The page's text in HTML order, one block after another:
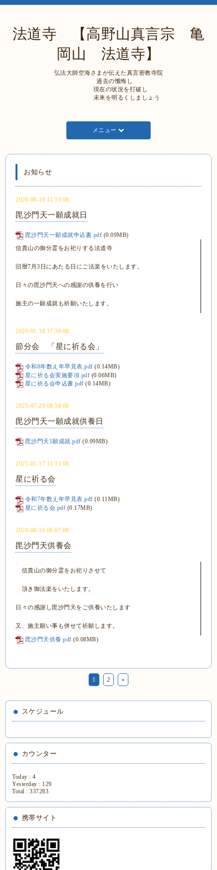
法道寺 【高野山真言宗 亀
岡山 法道寺】
弘法大師空海さまが伝えた真言密教寺院
過去の懺悔し
現在の状況を打破し
未来を明るくしましょう
メニュー
お知らせ
2026-06-16 11:53:00
毘沙門天一願成就日
毘沙門天一願成就申込書.pdf (0.09MB)
信貴山の御分霊をお祀りする法道寺
旧暦7月3日にあたる日にご法楽をいたします。
日々の毘沙門天への感謝の供養を行い
施主の一願成就も祈願いたします。
2026-01-16 17:36:00
節分会 「星に祈る会」
令和8年数え年早見表.pdf (0.14MB)
星に祈る会実施要項.pdf (0.06MB)
星に祈る会申込書.pdf (0.14MB)
2025-07-29 08:58:00
毘沙門天一願成就供養日
毘沙門天1願成就.pdf (0.09MB)
2025-01-17 11:11:00
星に祈る会
令和7年数え年早見表.pdf (0.11MB)
星に祈る会.pdf (0.17MB)
2020-08-16 06:07:00
毘沙門天供養会
信貴山の御分霊をお祀りさせて
頂き御法楽をいたします。
日々の感謝し毘沙門天をご供養いたします
又、施主願い事も併せて祈願します。
毘沙門天供養.pdf (0.08MB)
1 2 »
スケジュール
カウンター
Today :4
Yesterday : 129
Total :337283
携帯サイト